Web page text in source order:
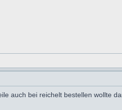
auch bei reichelt bestellen wollte